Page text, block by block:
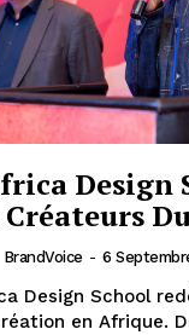
Design
Créateurs
BrandVoice - 6
Design School
en Afrique.